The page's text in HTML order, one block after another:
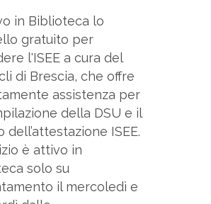
in Biblioteca lo
gratuito per
l'ISEE a cura del
di Brescia, che offre
assistenza per
della DSU e il
dell’attestazione ISEE.
è attivo in
solo su
il mercoledì e